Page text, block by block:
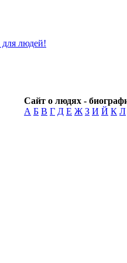
Сайт о людях -
А Б В Г Д Е Ж З И Й К Л